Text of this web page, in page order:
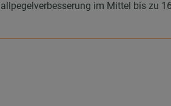
im Mittel bis zu